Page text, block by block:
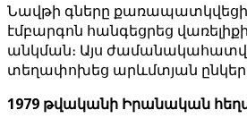
Նավթի գները
էմբարգոն հանգեցրեց
անկման։ Այս
տեղափոխեց արևմտյան
1979 թվականի Իրանական